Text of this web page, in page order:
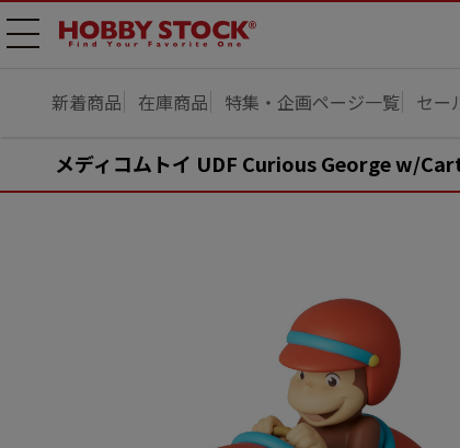
メニ
新着商品 在庫商品 特集・企画ページ一覧 セー
メディコムトイ UDF Curious George w/